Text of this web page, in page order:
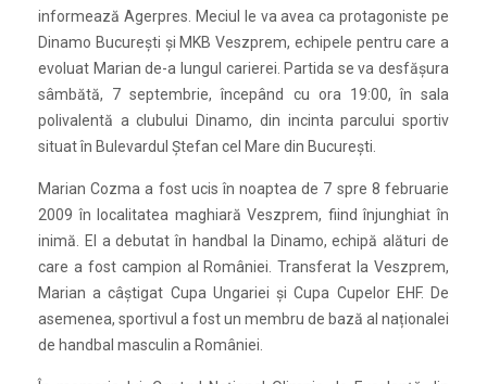
informează Agerpres. Meciul le va avea ca protagoniste pe
Dinamo București și MKB Veszprem, echipele pentru care a
evoluat Marian de-a lungul carierei. Partida se va desfășura
sâmbătă, 7 septembrie, începând cu ora 19:00, în sala
polivalentă a clubului Dinamo, din incinta parcului sportiv
situat în Bulevardul Ștefan cel Mare din București.
Marian Cozma a fost ucis în noaptea de 7 spre 8 februarie
2009 în localitatea maghiară Veszprem, fiind înjunghiat în
inimă. El a debutat în handbal la Dinamo, echipă alături de
care a fost campion al României. Transferat la Veszprem,
Marian a câștigat Cupa Ungariei și Cupa Cupelor EHF. De
asemenea, sportivul a fost un membru de bază al naționalei
de handbal masculin a României.